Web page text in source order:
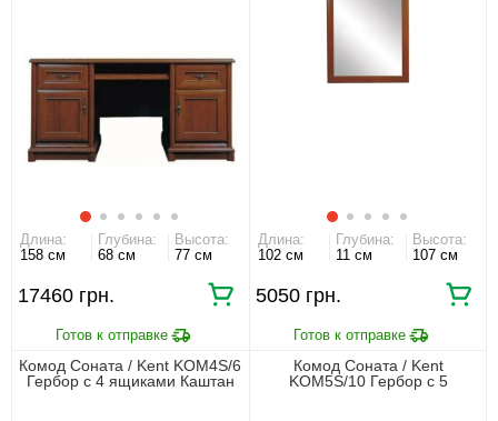
Длина:
158 см
Глубина:
68 см
Высота:
77 см
17460 грн.
Длина:
102 см
Глубина:
11 см
Высота:
107 см
5050 грн.
Комод Соната / Kent KOM4S/6
Гербор с 4 ящиками Каштан
Комод Соната / Kent
KOM5S/10 Гербор с 5